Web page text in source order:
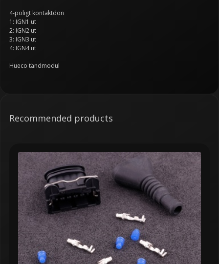
4-poligt kontaktdon
1: IGN1 ut
2: IGN2 ut
3: IGN3 ut
4: IGN4 ut
Hueco tändmodul
Recommended products